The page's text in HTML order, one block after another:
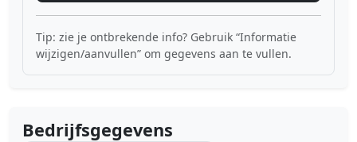
Tip: zie je ontbrekende info? Gebruik “Informatie
wijzigen/aanvullen” om gegevens aan te vullen.
Bedrijfsgegevens